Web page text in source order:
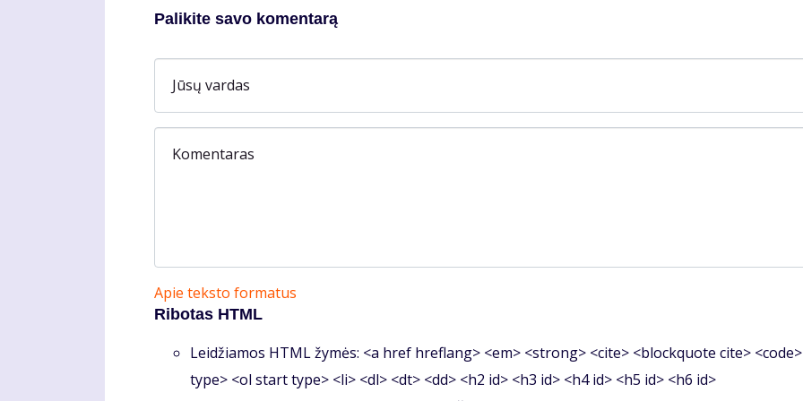
Palikite savo komentarą
Jūsų vardas
Komentaras
Apie teksto formatus
Ribotas HTML
Leidžiamos HTML žymės: <a href hreflang> <em> <strong> <cite> <blockquote cite>
type> <ol start type> <li> <dl> <dt> <dd> <h2 id> <h3 id> <h4 id> <h5 id> <h6 id>